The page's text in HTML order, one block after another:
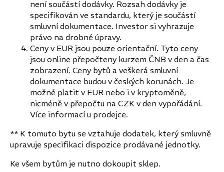
není součástí dodávky. Rozsah dodávky je
specifikován ve standardu, který je součástí
smluvní dokumentace. Investor si vyhrazuje
právo na drobné úpravy.
Ceny v EUR jsou pouze orientační. Tyto ceny
jsou online přepočteny kurzem ČNB v den a čas
zobrazení. Ceny bytů a veškerá smluvní
dokumentace budou v českých korunách. Je
možné platit v EUR nebo i v kryptoměně,
nicméně v přepočtu na CZK v den vypořádání.
Více informací u prodejce.
** K tomuto bytu se vztahuje dodatek, který smluvně
upravuje specifikaci dispozice prodávané jednotky.
Ke všem bytům je nutno dokoupit sklep.